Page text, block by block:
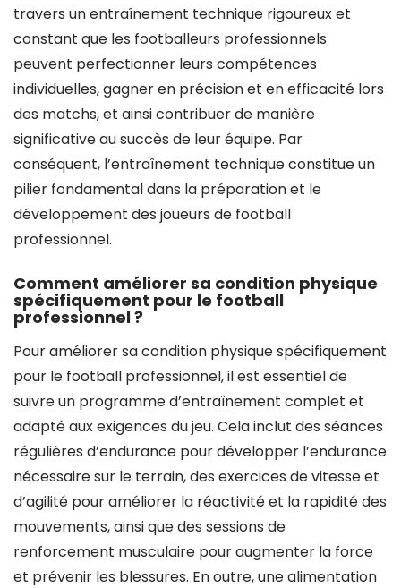
travers un entraînement technique rigoureux et
constant que les footballeurs professionnels
peuvent perfectionner leurs compétences
individuelles, gagner en précision et en efficacité lors
des matchs, et ainsi contribuer de manière
significative au succès de leur équipe. Par
conséquent, l’entraînement technique constitue un
pilier fondamental dans la préparation et le
développement des joueurs de football
professionnel.
Comment améliorer sa condition physique
spécifiquement pour le football
professionnel ?
Pour améliorer sa condition physique spécifiquement
pour le football professionnel, il est essentiel de
suivre un programme d’entraînement complet et
adapté aux exigences du jeu. Cela inclut des séances
régulières d’endurance pour développer l’endurance
nécessaire sur le terrain, des exercices de vitesse et
d’agilité pour améliorer la réactivité et la rapidité des
mouvements, ainsi que des sessions de
renforcement musculaire pour augmenter la force
et prévenir les blessures. En outre, une alimentation